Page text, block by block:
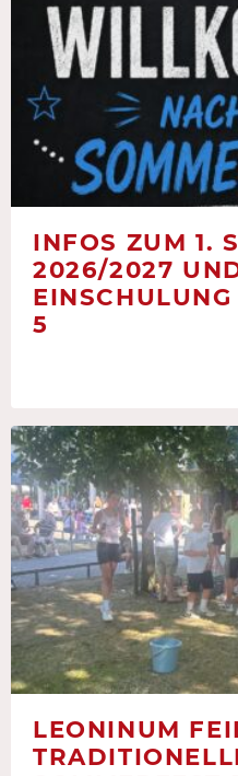
INFOS ZUM 1.
2026/2027
5
LEONINUM